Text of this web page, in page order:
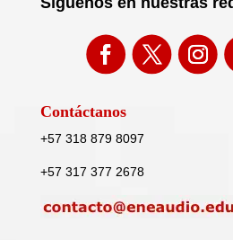
Contáctanos
+57 318 879 8097
+57 317 377 2678